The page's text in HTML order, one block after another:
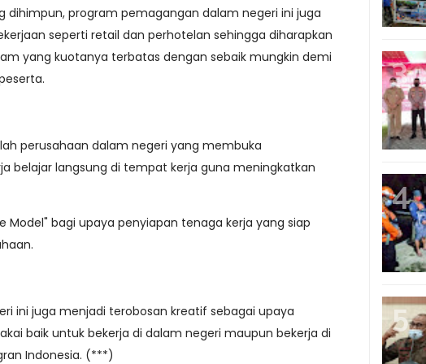
dihimpun, program pemagangan dalam negeri ini juga
seperti retail dan perhotelan sehingga diharapkan
yang kuotanya terbatas dengan sebaik mungkin demi
perusahaan dalam negeri yang membuka
belajar langsung di tempat kerja guna meningkatkan
Model" bagi upaya penyiapan tenaga kerja yang siap
ini juga menjadi terobosan kreatif sebagai upaya
baik untuk bekerja di dalam negeri maupun bekerja di
Indonesia. (***)